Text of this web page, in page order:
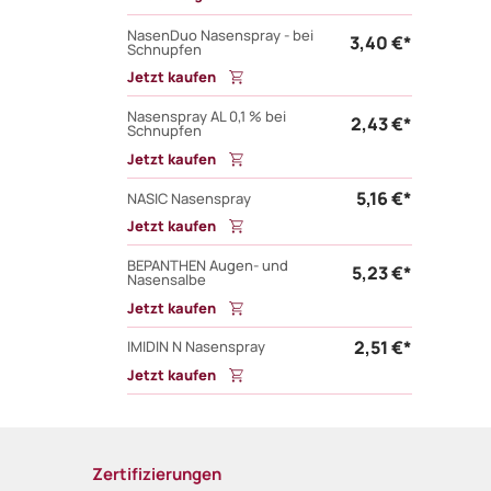
NasenDuo Nasenspray - bei
Schnupfen 3,40 €*
Jetzt kaufen
Nasenspray AL 0,1 % bei
Schnupfen 2,43 €*
Jetzt kaufen
NASIC Nasenspray
5,16 €*
Jetzt kaufen
BEPANTHEN Augen- und
Nasensalbe 5,23 €*
Jetzt kaufen
IMIDIN N Nasenspray
2,51 €*
Jetzt kaufen
Zertifizierungen